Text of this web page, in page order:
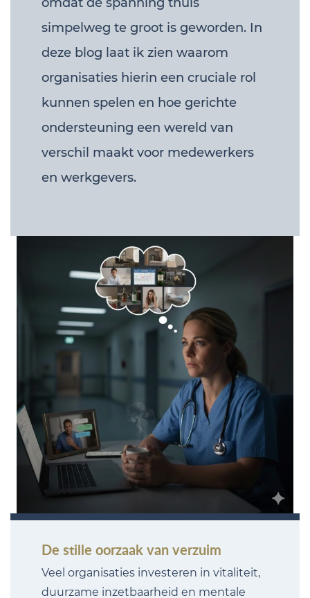
simpelweg te groot is geworden. In
deze blog laat ik zien waarom
organisaties hierin een cruciale rol
kunnen spelen en hoe gerichte
ondersteuning een wereld van
verschil maakt voor medewerkers
en werkgevers.
De stille oorzaak van verzuim
Veel organisaties investeren in vitaliteit,
duurzame inzetbaarheid en mentale